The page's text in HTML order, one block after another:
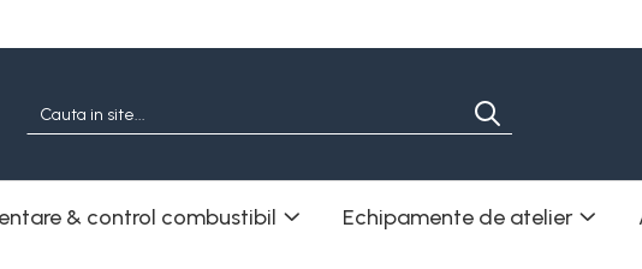
& control combustibil Echipamente de atelier